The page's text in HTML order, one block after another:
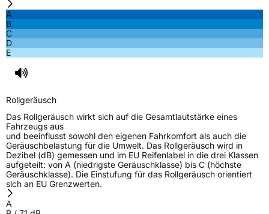
A
B
C
D
E
Rollgeräusch
Das Rollgeräusch wirkt sich auf die Gesamtlautstärke eines
Fahrzeugs aus
und beeinflusst sowohl den eigenen Fahrkomfort als auch die
Geräuschbelastung für die Umwelt. Das Rollgeräusch wird in
Dezibel (dB) gemessen und im EU Reifenlabel in die drei Klassen
aufgeteilt: von A (niedrigste Geräuschklasse) bis C (höchste
Geräuschklasse). Die Einstufung für das Rollgeräusch orientiert
sich an EU Grenzwerten.
A